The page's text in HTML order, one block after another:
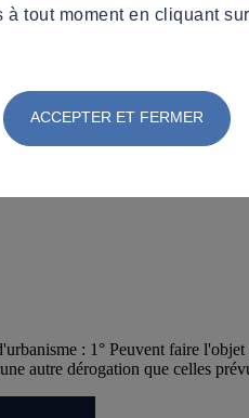
: 1° Peuvent faire
autre dérogation que celles
tout moment en cliquant
ACCEPTER ET FERMER